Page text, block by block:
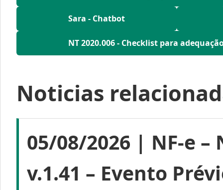
Sara - Chatbot
NT 2020.006 - Checklist para
Noticias
05/08/2026 | NF-e –
v.1.41 – Evento